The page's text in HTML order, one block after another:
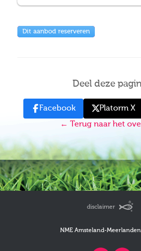
Dit aanbod reserveren
Deel deze
Facebook Platorm X
← Terug naar het
disclaimer
NME Amsteland-